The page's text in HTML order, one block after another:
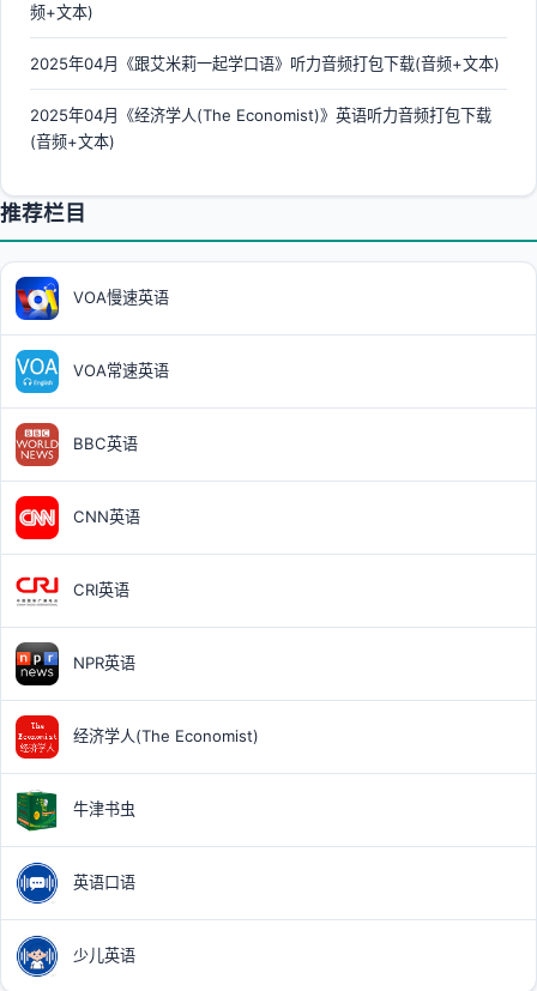
频+文本)
2025年04月《跟艾米莉一起学口语》听力音频打包下载(音频+文本)
2025年04月《经济学人(The Economist)》英语听力音频打包下载
(音频+文本)
推荐栏目
VOA慢速英语
VOA常速英语
BBC英语
CNN英语
CRI英语
NPR英语
经济学人(The Economist)
牛津书虫
英语口语
少儿英语